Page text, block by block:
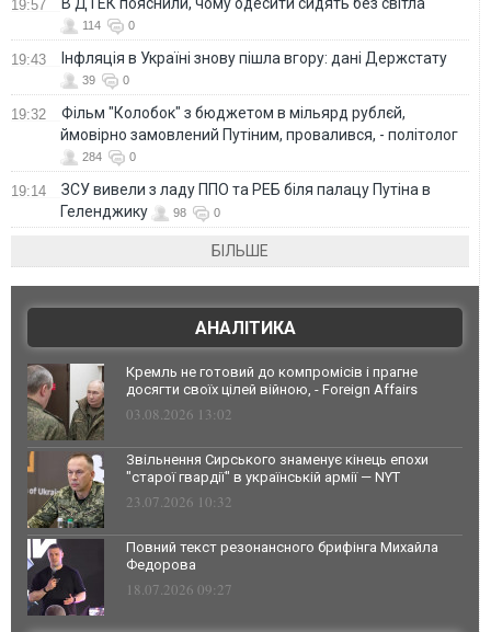
19:57 В ДТЕК пояснили, чому одесити сидять без світла
114 0
19:43 Інфляція в Україні знову пішла вгору: дані Держстату
39 0
19:32
Фільм "Колобок" з бюджетом в мільярд рублєй,
ймовірно замовлений Путіним, провалився, - політолог
284 0
19:14
ЗСУ вивели з ладу ППО та РЕБ біля палацу Путіна в
Геленджику
98 0
БІЛЬШЕ
АНАЛІТИКА
Кремль не готовий до компромісів і прагне
досягти своїх цілей війною, - Foreign Affairs
03.08.2026 13:02
Звільнення Сирського знаменує кінець епохи
"старої гвардії" в українській армії — NYT
23.07.2026 10:32
Повний текст резонансного брифінга Михайла
Федорова
18.07.2026 09:27